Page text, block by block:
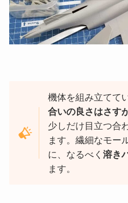
機体を組み立てて
合いの良さはさす
少しだけ目立つ合
ます。繊細なモー
に、なるべく溶き
ます。